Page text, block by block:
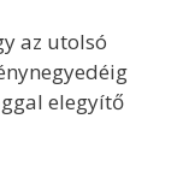
az utolsó
elegyítő